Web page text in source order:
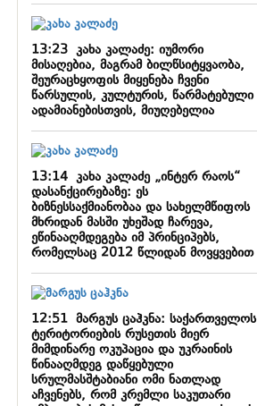
13:23კახა კალაძე: იუმორი
მისაღებია, მაგრამ ბილწსიტყვაობა,
შეურაცხყოფის მიყენება ჩვენი
წარსულის, კულტურის, წარმატებული
ადამიანებისთვის, მიუღებელია
13:14კახა კალაძე „ინტერ რაოს“
დასანქცირებაზე: ეს
ბიზნესსაქმიანობაა და სახელმწიფოს
მხრიდან მასში უხეშად ჩარევა,
ეწინააღმდეგება იმ პრინციპებს,
რომელსაც 2012 წლიდან მოვყვებით
12:51მარგუს ცაჰკნა: საქართველოს
ტერიტორიების რუსეთის მიერ
მიმდინარე ოკუპაცია და უკრაინის
წინააღმდეგ დაწყებული
სრულმასშტაბიანი ომი ნათლად
აჩვენებს, რომ კრემლი საკუთარი